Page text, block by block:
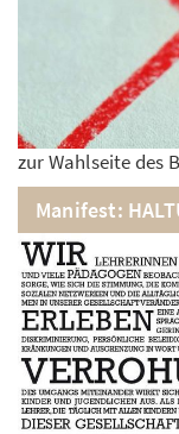
zur Wahlseite des
Manifest: